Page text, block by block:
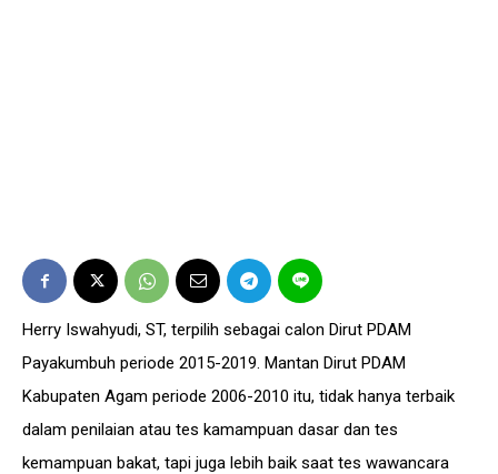
Herry Iswahyudi, ST, terpilih sebagai calon Dirut PDAM
Payakumbuh periode 2015-2019. Mantan Dirut PDAM
Kabupaten Agam periode 2006-2010 itu, tidak hanya terbaik
dalam penilaian atau tes kamampuan dasar dan tes
kemampuan bakat, tapi juga lebih baik saat tes wawancara